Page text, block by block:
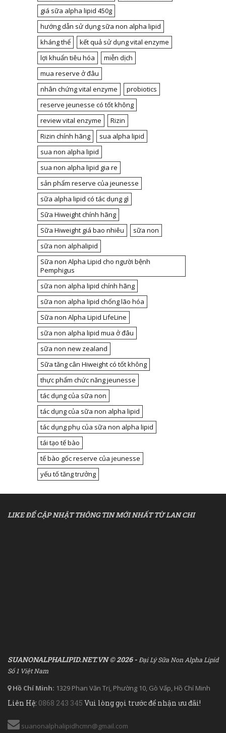
giá sữa alpha lipid 450g
hướng dẫn sử dụng sữa non alpha lipid
kháng thể
kết quả sử dụng vital enzyme
lợi khuẩn tiêu hóa
miễn dịch
mua reserve ở đâu
nhân chứng vital enzyme
probiotics
reserve jeunesse có tốt không
review vital enzyme
Rizin
Rizin chính hãng
sua alpha lipid
sua non alpha lipid
sua non alpha lipid gia re
sản phẩm reserve của jeunesse
sữa alpha lipid có tác dụng gì
Sữa Hiweight chính hãng
Sữa Hiweight giá bao nhiêu
sữa non
sữa non alphalipid
Sữa non Alpha Lipid cho người bệnh
Pemphigus
sữa non alpha lipid chính hãng
sữa non alpha lipid chống lão hóa
Sữa non Alpha Lipid LifeLine
sữa non alpha lipid mua ở đâu
sữa non new zealand
Sữa tăng cân Hiweight có tốt không
thực phẩm chức năng jeunesse
tác dụng của sữa non
tác dụng của sữa non alpha lipid
tác dụng phụ của sữa non alpha lipid
tái tạo tế bào
tế bào gốc reserve của jeunesse
yếu tố tăng trưởng
LIKE ĐỂ CẬP NHẬT THÔNG TIN MỚI NHẤT TỪ LAN CHI
SUANONALPHALIPID.NET.VN © 2026 -Đại Lý Sữa Non Alpha Lipid
Số 1 Việt Nam
Hồ Chí Minh: 1329 Phan Văn Trị, Phường 10, Gò Vấp, Hồ Chí Minh
Liên Hệ: 0868 243 345 Vui lòng gọi trước để nhận ưu đãi!
suanonalphalipidhcmn@gmail.com